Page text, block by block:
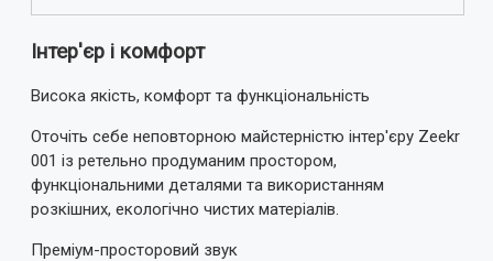
Інтер'єр і комфорт
Висока якість, комфорт та функціональність
Оточіть себе неповторною майстерністю інтер'єру Zeekr
001 із ретельно продуманим простором,
функціональними деталями та використанням
розкішних, екологічно чистих матеріалів.
Преміум-просторовий звук